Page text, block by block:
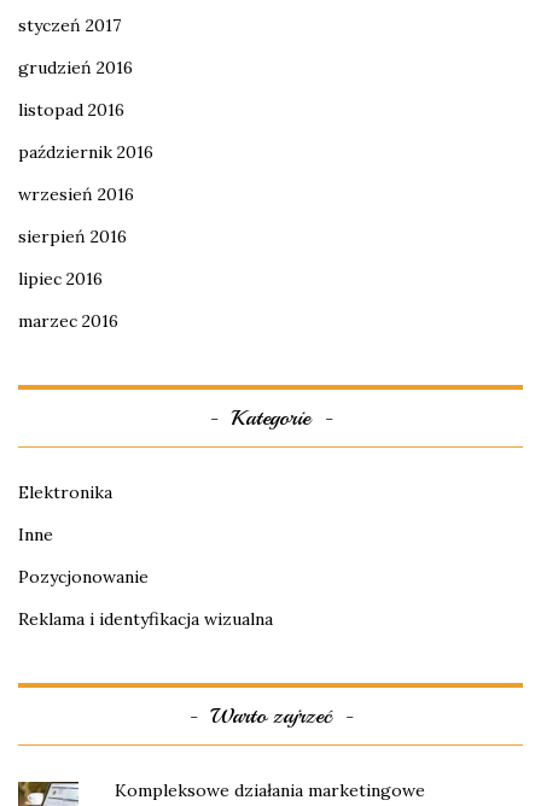
styczeń 2017
grudzień 2016
listopad 2016
październik 2016
wrzesień 2016
sierpień 2016
lipiec 2016
marzec 2016
Kategorie
Elektronika
Inne
Pozycjonowanie
Reklama i identyfikacja wizualna
Warto zajrzeć
Kompleksowe działania marketingowe